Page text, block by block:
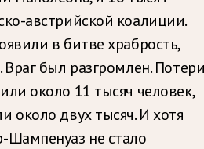
австрийской коалиции.
в битве храбрость,
был разгромлен.
около 11 тысяч человек,
около двух тысяч. И хотя
не стало